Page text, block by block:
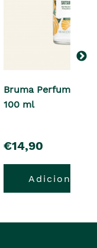
Bruma Perfumada
100 ml
pre�o
€14,90
Adicionar